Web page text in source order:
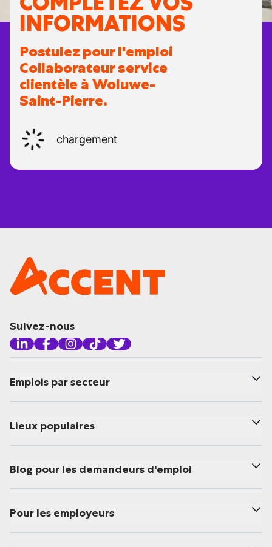
INFORMATIONS
Postulez pour l'emploi
Collaborateur service
clientèle à Woluwe-
Saint-Pierre.
chargement
Suivez-nous
Emplois par secteur
Lieux populaires
Blog pour les demandeurs d'emploi
Pour les employeurs